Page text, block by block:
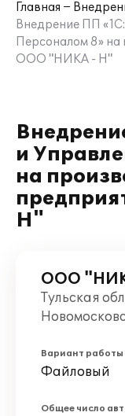
Главная
Внедрение ПП
Персоналом 8»
ООО "НИКА - Н"
и
на
Н"
ООО
Тульская
Вариант работы
Файловый
Общее число